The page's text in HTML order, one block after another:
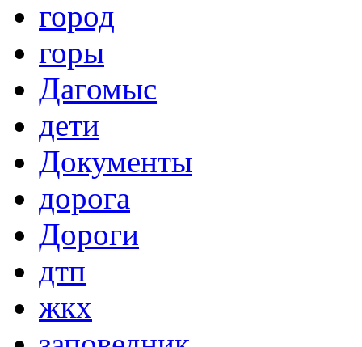
город
горы
Дагомыс
дети
Документы
дорога
Дороги
дтп
жкх